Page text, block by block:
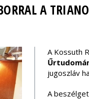
A
A Kossuth
jugoszláv
A